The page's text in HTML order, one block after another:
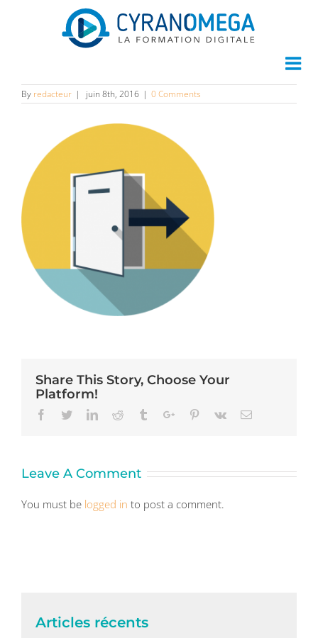
By redacteur | juin 8th, 2016 | 0 Comments
Share This Story, Choose Your
Platform!
Facebook
TwitterLinkedinReddit TumblrGoogle+Pinterest
Vk Email
Leave A Comment
You must be logged in to post a comment.
Articles récents